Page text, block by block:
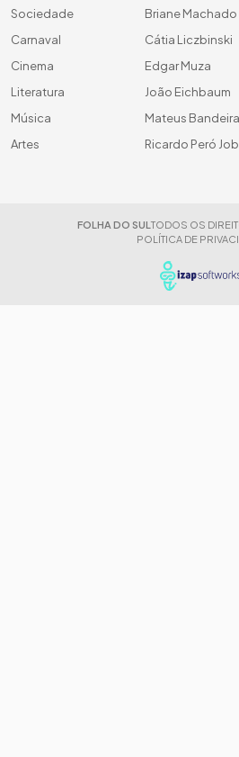
Sociedade
Carnaval
Cinema
Literatura
Música
Artes
Briane Machado
Cátia Liczbinski
Edgar Muza
João Eichbaum
Mateus Bandeira
Ricardo Peró Job
FOLHA DO SUL TODOS OS
POLÍTICA DE